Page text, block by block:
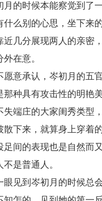
月的时候本能察觉到了
什么别的心思，坐下来
近几分展现两人的亲密
在意。
愿意承认，岑初月的五
那种具有攻击性的明艳
失端庄的大家闺秀类型
散下来，就算身上穿着
足间的表现也是自然而
是普通人。
眼见到岑初月的时候总